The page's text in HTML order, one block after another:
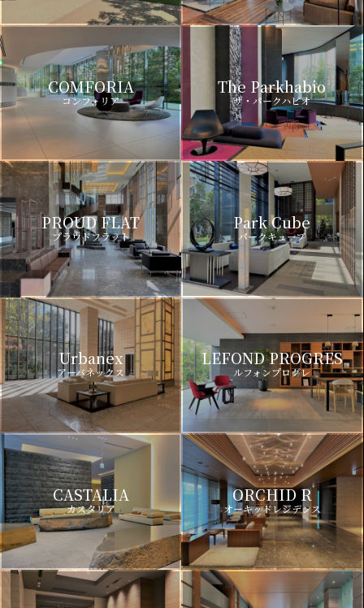
COMFORIA
コンフォリア
The Parkhabio
ザ・パークハビオ
PROUD FLAT
プラウドフラット
Park Cube
パークキューブ
Urbanex
アーバネックス
LEFOND PROGRES
ルフォンプログレ
CASTALIA
カスタリア
ORCHID R
オーキッドレジデンス